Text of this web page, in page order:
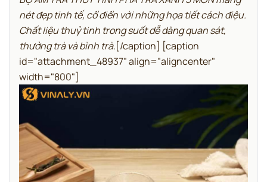
nét đẹp tinh tế, cổ điển với những họa tiết cách điệu.
Chất liệu thuỷ tinh trong suốt dễ dàng quan sát,
thưởng trà và bình trà.[/caption] [caption
id="attachment_48937" align="aligncenter"
width="800"]